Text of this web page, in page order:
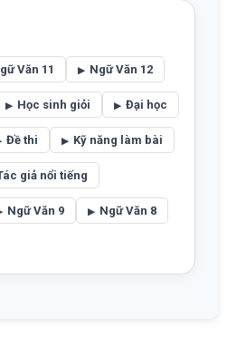
Văn 11 Ngữ Văn 12
Học sinh giỏi Đại học
Đề thi Kỹ năng làm bài
giả nổi tiếng
Ngữ Văn 9 Ngữ Văn 8